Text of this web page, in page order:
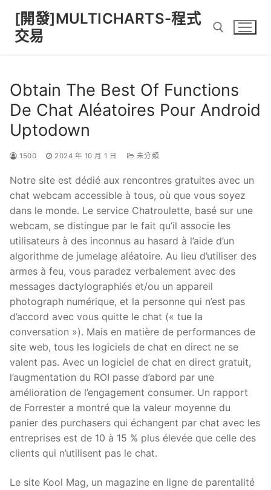
content
[開發]MULTICHARTS-程式
交易
Obtain The Best Of Functions
De Chat Aléatoires Pour Android
Uptodown
1500 2024 年 10 月 1 日 未分類
Notre site est dédié aux rencontres gratuites avec un
chat webcam accessible à tous, où que vous soyez
dans le monde. Le service Chatroulette, basé sur une
webcam, se distingue par le fait qu’il associe les
utilisateurs à des inconnus au hasard à l’aide d’un
algorithme de jumelage aléatoire. Au lieu d’utiliser des
armes à feu, vous paradez verbalement avec des
messages dactylographiés et/ou un appareil
photograph numérique, et la personne qui n’est pas
d’accord avec vous quitte le chat (« tue la
conversation »). Mais en matière de performances de
site web, tous les logiciels de chat en direct ne se
valent pas. Avec un logiciel de chat en direct gratuit,
l’augmentation du ROI passe d’abord par une
amélioration de l’engagement consumer. Un rapport
de Forrester a montré que la valeur moyenne du
panier des purchasers qui échangent par chat avec les
entreprises est de 10 à 15 % plus élevée que celle des
clients qui n’utilisent pas le chat.
Le site Kool Mag, un magazine en ligne de parentalité